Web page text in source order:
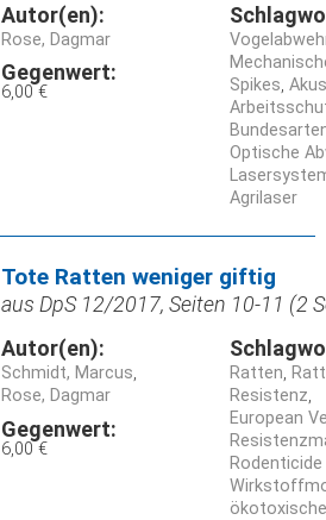
Autor(en):
Rose, Dagmar
Gegenwert:
6,00 €
Spikes
Optische
Agrilaser
Tote Ratten weniger giftig
aus DpS 12/2017, Seiten 10-11 (2
Autor(en):
Schmidt, Marcus
Rose, Dagmar
Gegenwert:
6,00 €
Ratten
Resistenz
European